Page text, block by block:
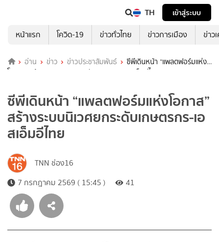
TH
เข้าสู่ระบบ
หน้าแรก
โควิด-19 ข่าวทั่วไทย ข่าวการเมือง ข่าว
อ่าน ข่าว ข่าวประชาสัมพันธ์
ซีพีเดินหน้า “แพลตฟอร์มแห่ง
โอกาส” สร้างระบบนิเวศยกระดับเกษตรกร-เอสเอ็มอีไทย
ซีพีเดินหน้า “แพลตฟอร์มแห่งโอกาส”
สร้างระบบนิเวศยกระดับเกษตรกร-เอ
สเอ็มอีไทย
TNN ช่อง16
7 กรกฎาคม 2569 ( 15:45 )
41